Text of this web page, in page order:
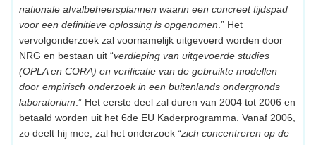
nationale afvalbeheersplannen waarin een concreet tijdspad
voor een definitieve oplossing is opgenomen .” Het
vervolgonderzoek zal voornamelijk uitgevoerd worden door
NRG en bestaan uit “verdieping van uitgevoerde studies
(OPLA en CORA) en verificatie van de gebruikte modellen
door empirisch onderzoek in een buitenlands ondergronds
laboratorium .” Het eerste deel zal duren van 2004 tot 2006 en
betaald worden uit het 6de EU Kaderprogramma. Vanaf 2006,
zo deelt hij mee, zal het onderzoek “zich concentreren op de